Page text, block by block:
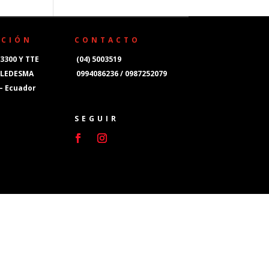
Y TTE
Ecuador
CONTACTO
(04) 5003519
0994086236 / 0987252079
SEGUIR